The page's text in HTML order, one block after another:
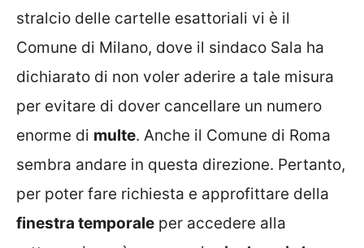
stralcio delle cartelle esattoriali vi è il
Comune di Milano, dove il sindaco Sala ha
dichiarato di non voler aderire a tale misura
per evitare di dover cancellare un numero
enorme di multe. Anche il Comune di Roma
sembra andare in questa direzione. Pertanto,
per poter fare richiesta e approfittare della
finestra temporale per accedere alla